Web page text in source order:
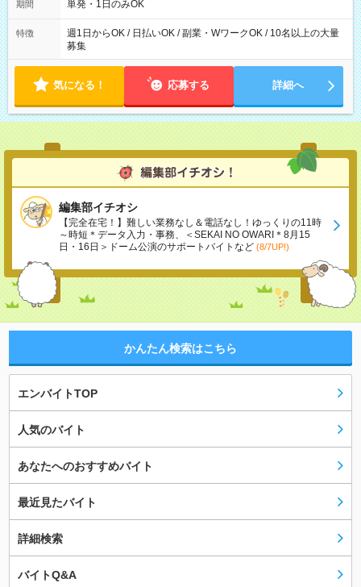
期間 単発・1日のみOK
特徴
週1日からOK / 日払いOK / 副業・WワークOK / 10名以上の大量
募集
気になる！ 応募する 詳細へ
編集部イチオシ
【完全在宅！】難しい業務なし＆電話なし！ゆっくりの11時
～時短＊データ入力・事務、＜SEKAI NO OWARI＊8月15
日・16日＞ドーム公演のサポートバイトなど (8/7UP!)
かんたん検索はこちら
エンバイトTOP
人気のバイト
あなたへのおすすめバイト
最近見たバイト
詳細検索
バイトQ&A